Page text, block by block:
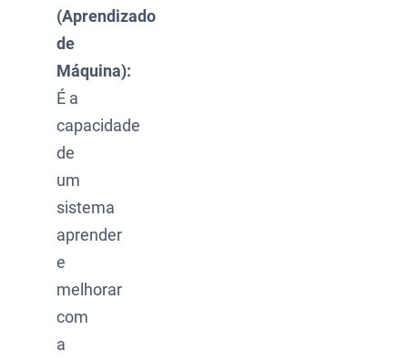
(Aprendizado
de
Máquina):
É a
capacidade
de
um
sistema
aprender
e
melhorar
com
a